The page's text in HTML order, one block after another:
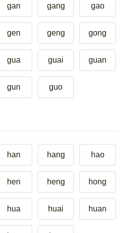
gan gang gao
gen geng gong
gua guai guan
gun guo
han hang hao
hen heng hong
hua huai huan